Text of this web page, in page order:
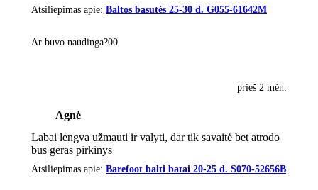
Atsiliepimas apie: Baltos basutės 25-30 d. G055-61642M
Ar buvo naudinga?00
prieš 2 mėn.
Agnė
Labai lengva užmauti ir valyti, dar tik savaitė bet atrodo
bus geras pirkinys
Atsiliepimas apie: Barefoot balti batai 20-25 d. S070-52656B